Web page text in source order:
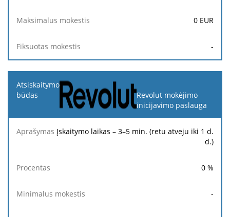
0 EUR
-
Revolut mokėjimo
inicijavimo paslauga
Įskaitymo laikas – 3–5 min. (retu atveju iki 1 d.
d.)
0 %
-